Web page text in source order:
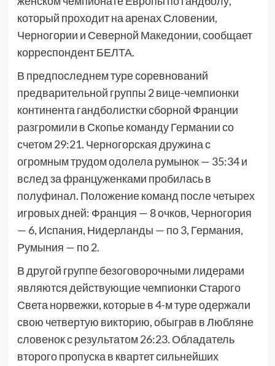
который проходит на аренах Словении,
Черногории и Северной Македонии, сообщает
корреспондент БЕЛТА.
В предпоследнем туре соревнований
предварительной группы 2 вице-чемпионки
континента гандболистки сборной Франции
разгромили в Скопье команду Германии со
счетом 29:21. Черногорская дружина с
огромным трудом одолела румынок — 35:34 и
вслед за француженками пробилась в
полуфинал. Положение команд после четырех
игровых дней: Франция — 8 очков, Черногория
— 6, Испания, Нидерланды — по 3, Германия,
Румыния — по 2.
В другой группе безоговорочными лидерами
являются действующие чемпионки Старого
Света норвежки, которые в 4-м туре одержали
свою четвертую викторию, обыграв в Любляне
словенок с результатом 26:23. Обладатель
второго пропуска в квартет сильнейших